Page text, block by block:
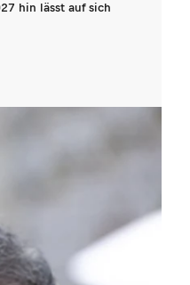
hin lässt auf sich